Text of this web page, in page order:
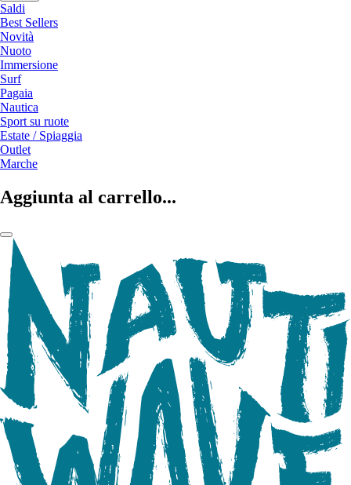
Saldi
Best Sellers
Novità
Nuoto
Immersione
Surf
Pagaia
Nautica
Sport su ruote
Estate / Spiaggia
Outlet
Marche
Aggiunta al carrello...